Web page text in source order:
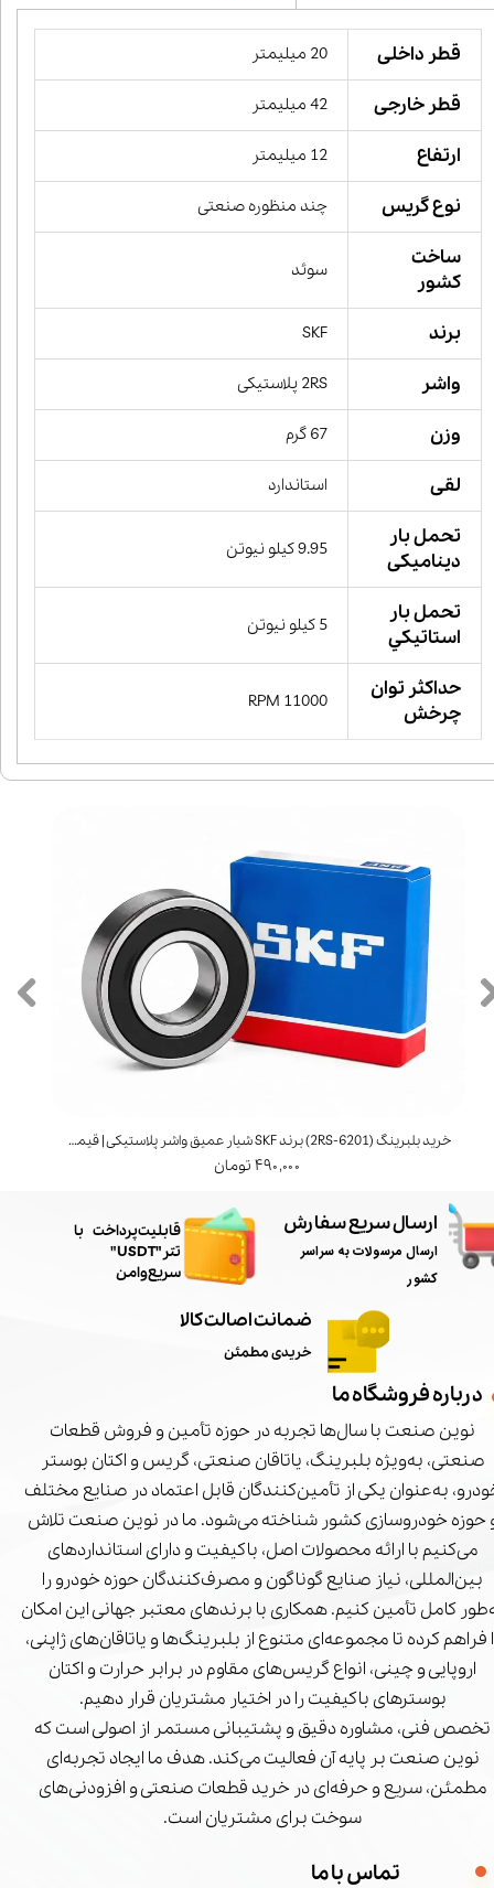
قطر داخلی 20 میلیمتر
قطر خارجی 42 میلیمتر
ارتفاع 12 میلیمتر
نوع گریس چند منظوره صنعتی
ساخت
کشور
سوئد
برند SKF
واشر 2RS پلاستیکی
وزن 67 گرم
لقی استاندارد
تحمل بار
دینامیکی
9.95 کیلو نیوتن
تحمل بار
استاتيكي
5 کیلو نیوتن
حداکثر توان
چرخش
11000 RPM
خرید بلبرینگ (6201‑2RS) برند SKF شیار عمیق واشر پلاستیکی | قیمت و مشخصات
۴۹۰,۰۰۰ تومان
ارسال سریع سفارش
ارسال مرسولات به سراسر
کشور
ضمانت اصالت کالا
خریدی مطمئن
درباره فروشگاه ما
نوین صنعت با سال‌ها تجربه در حوزه تأمین و فروش قطعات
صنعتی، به‌ویژه بلبرینگ، یاتاقان صنعتی، گریس و اکتان بوستر
به‌عنوان یکی از تأمین‌کنندگان قابل اعتماد در صنایع مختلف
حوزه خودروسازی کشور شناخته می‌شود. ما در نوین صنعت تلاش
می‌کنیم با ارائه محصولات اصل، باکیفیت و دارای استانداردهای
بین‌المللی، نیاز صنایع گوناگون و مصرف‌کنندگان حوزه خودرو را
کامل تأمین کنیم. همکاری با برندهای معتبر جهانی این امکان
فراهم کرده تا مجموعه‌ای متنوع از بلبرینگ‌ها و یاتاقان‌های ژاپنی،
اروپایی و چینی، انواع گریس‌های مقاوم در برابر حرارت و اکتان
بوسترهای باکیفیت را در اختیار مشتریان قرار دهیم.
تخصص فنی، مشاوره دقیق و پشتیبانی مستمر از اصولی است که
نوین صنعت بر پایه آن فعالیت می‌کند. هدف ما ایجاد تجربه‌ای
مطمئن، سریع و حرفه‌ای در خرید قطعات صنعتی و افزودنی‌های
سوخت برای مشتریان است.
تماس با ما
​قابلیت پرداخت با
تتر"USDT"
سریع و امن